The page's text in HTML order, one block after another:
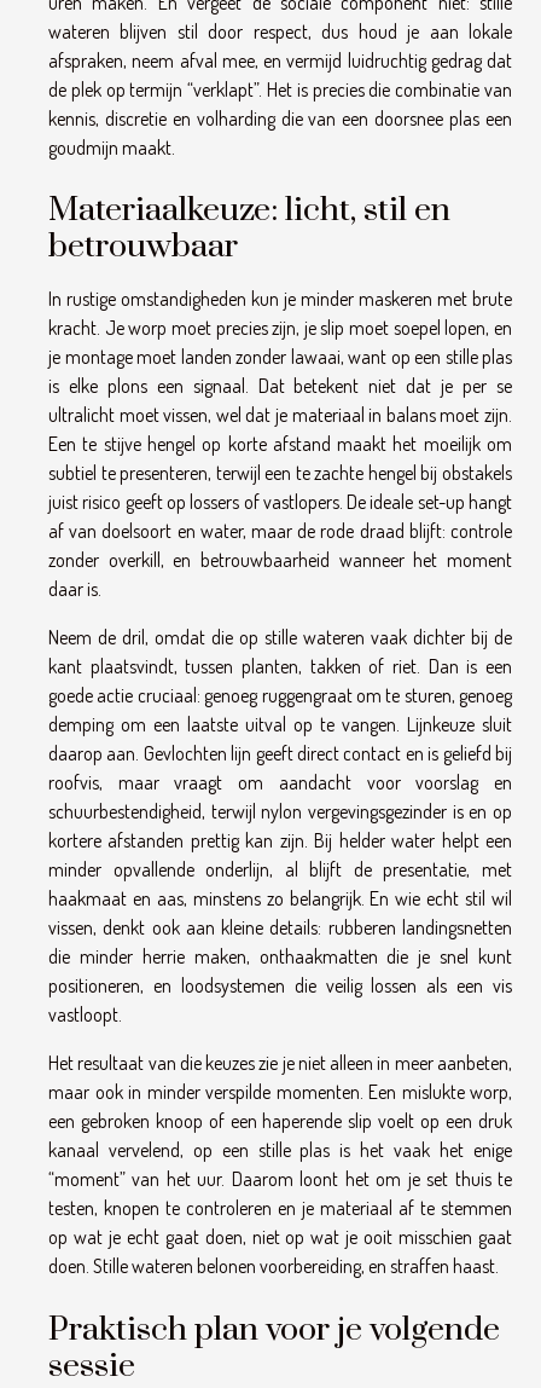
wateren blijven stil door respect, dus houd je aan lokale
afspraken, neem afval mee, en vermijd luidruchtig gedrag dat
de plek op termijn “verklapt”. Het is precies die combinatie van
kennis, discretie en volharding die van een doorsnee plas een
goudmijn maakt.
Materiaalkeuze: licht, stil en
betrouwbaar
In rustige omstandigheden kun je minder maskeren met brute
kracht. Je worp moet precies zijn, je slip moet soepel lopen, en
je montage moet landen zonder lawaai, want op een stille plas
is elke plons een signaal. Dat betekent niet dat je per se
ultralicht moet vissen, wel dat je materiaal in balans moet zijn.
Een te stijve hengel op korte afstand maakt het moeilijk om
subtiel te presenteren, terwijl een te zachte hengel bij obstakels
juist risico geeft op lossers of vastlopers. De ideale set-up hangt
af van doelsoort en water, maar de rode draad blijft: controle
zonder overkill, en betrouwbaarheid wanneer het moment
daar is.
Neem de dril, omdat die op stille wateren vaak dichter bij de
kant plaatsvindt, tussen planten, takken of riet. Dan is een
goede actie cruciaal: genoeg ruggengraat om te sturen, genoeg
demping om een laatste uitval op te vangen. Lijnkeuze sluit
daarop aan. Gevlochten lijn geeft direct contact en is geliefd bij
roofvis, maar vraagt om aandacht voor voorslag en
schuurbestendigheid, terwijl nylon vergevingsgezinder is en op
kortere afstanden prettig kan zijn. Bij helder water helpt een
minder opvallende onderlijn, al blijft de presentatie, met
haakmaat en aas, minstens zo belangrijk. En wie echt stil wil
vissen, denkt ook aan kleine details: rubberen landingsnetten
die minder herrie maken, onthaakmatten die je snel kunt
positioneren, en loodsystemen die veilig lossen als een vis
vastloopt.
Het resultaat van die keuzes zie je niet alleen in meer aanbeten,
maar ook in minder verspilde momenten. Een mislukte worp,
een gebroken knoop of een haperende slip voelt op een druk
kanaal vervelend, op een stille plas is het vaak het enige
“moment” van het uur. Daarom loont het om je set thuis te
testen, knopen te controleren en je materiaal af te stemmen
op wat je echt gaat doen, niet op wat je ooit misschien gaat
doen. Stille wateren belonen voorbereiding, en straffen haast.
Praktisch plan voor je volgende
sessie